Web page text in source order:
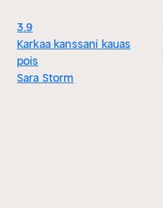
3.9
Karkaa kanssani kauas
pois
Sara Storm